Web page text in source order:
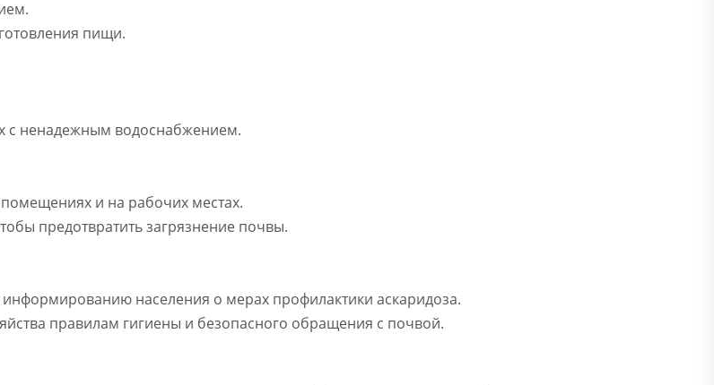
пищи.
с ненадежным водоснабжением.
и на рабочих местах.
предотвратить загрязнение почвы.
населения о мерах профилактики аскаридоза.
правилам гигиены и безопасного обращения с почвой.